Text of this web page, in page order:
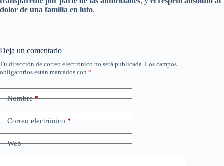
dolor de una familia en luto.
Deja un comentario
Tu dirección de correo electrónico no será publicada. Los campos
obligatorios están marcados con *
Nombre*
Correo electrónico*
Web